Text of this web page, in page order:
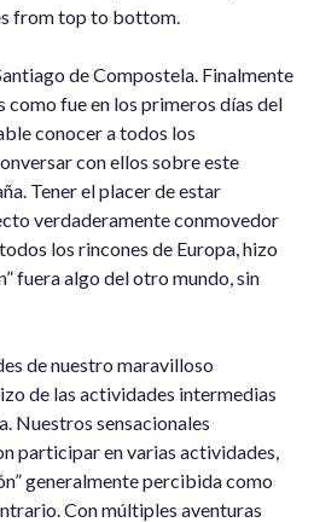
from top to bottom.
de Compostela. Finalmente
como fue en los primeros días del
conocer a todos los
con ellos sobre este
Tener el placer de estar
verdaderamente conmovedor
los rincones de Europa, hizo
fuera algo del otro mundo, sin
de nuestro maravilloso
de las actividades intermedias
Nuestros sensacionales
participar en varias actividades,
generalmente percibida como
Con múltiples aventuras